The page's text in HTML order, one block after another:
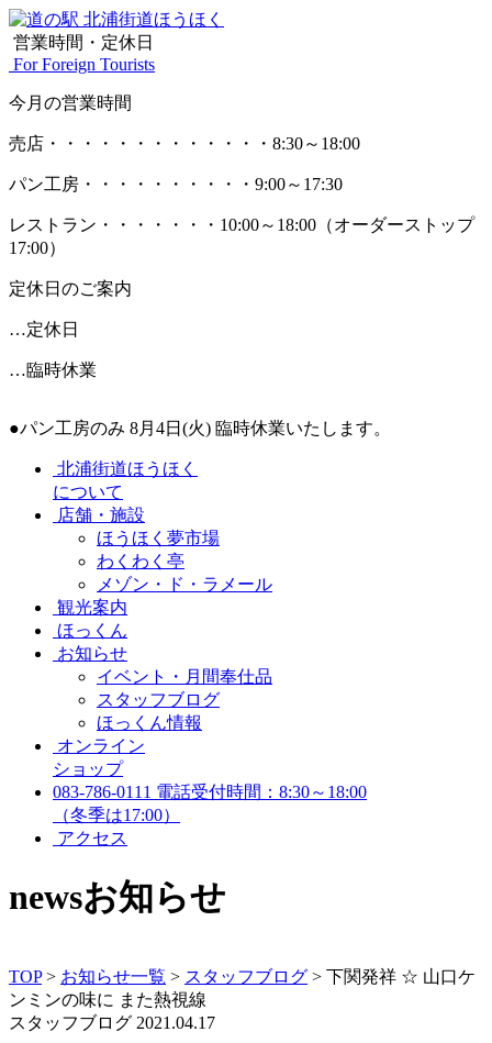
営業時間・定休日
For Foreign Tourists
今月の営業時間
売店 ・・・・・・・・・・・・・ 8:30～18:00
パン工房 ・・・・・・・・・・ 9:00～17:30
レストラン ・・・・・・・ 10:00～18:00 （オーダーストップ
17:00）
定休日のご案内
…定休日
…臨時休業
●パン工房のみ 8月4日(火) 臨時休業いたします。
北浦街道ほうほく
について
店舗・施設
ほうほく夢市場
わくわく亭
メゾン・ド・ラメール
観光案内
ほっくん
お知らせ
イベント・月間奉仕品
スタッフブログ
ほっくん情報
オンライン
ショップ
083-786-0111 電話受付時間：8:30～18:00
（冬季は17:00）
アクセス
newsお知らせ
TOP> お知らせ一覧 > スタッフブログ > 下関発祥 ☆ 山口ケ
ンミンの味に また熱視線
スタッフブログ 2021.04.17